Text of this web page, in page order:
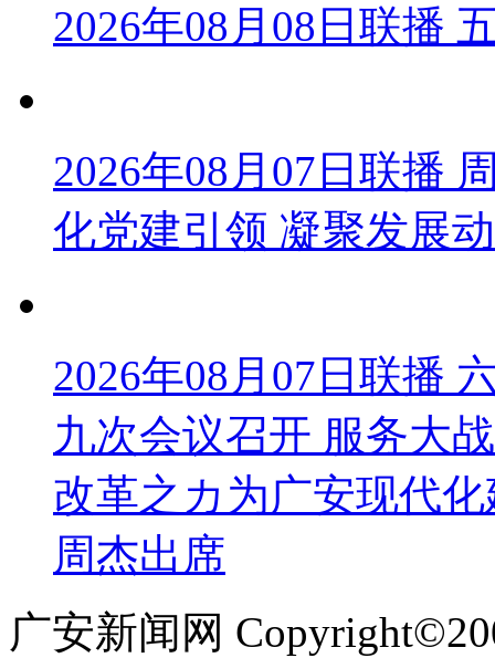
2026年08月08日联播
2026年08月07日联播
化党建引领 凝聚发展
2026年08月07日联播
九次会议召开 服务大
改革之カ为广安现代
周杰出席
广安新闻网